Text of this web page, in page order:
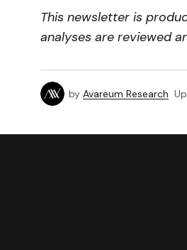
This newsletter is
analyses are reviewed
by Avareum Research